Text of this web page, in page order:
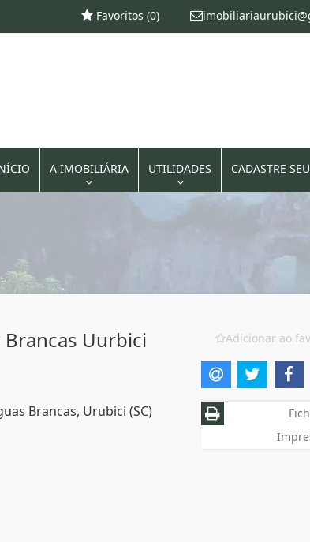
Favoritos (0)
A IMOBILIÁRIA UTILIDADES CADASTRE
Uurbici
Brancas, Urubici (SC)
Adicionar ao